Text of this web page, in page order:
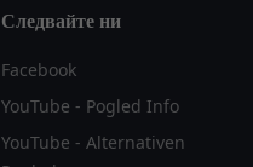
Следвайте ни
Facebook
YouTube - Pogled Info
YouTube - Alternativen